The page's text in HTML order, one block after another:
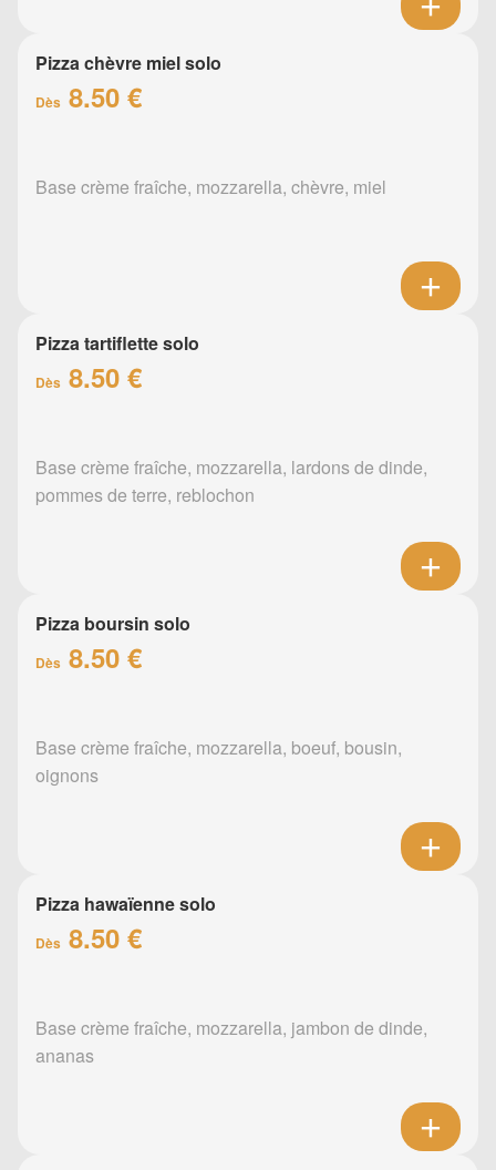
Pizza chèvre miel solo
Dès 8.50 €
Base crème fraîche, mozzarella, chèvre, miel
Pizza tartiflette solo
Dès 8.50 €
Base crème fraîche, mozzarella, lardons de dinde,
pommes de terre, reblochon
Pizza boursin solo
Dès 8.50 €
Base crème fraîche, mozzarella, boeuf, bousin,
oignons
Pizza hawaïenne solo
Dès 8.50 €
Base crème fraîche, mozzarella, jambon de dinde,
ananas